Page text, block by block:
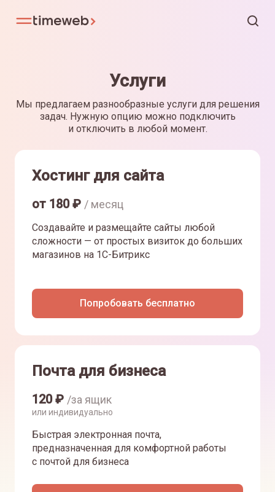
Услуги
Мы предлагаем разнообразные услуги для решения
задач. Нужную опцию можно подключить
и отключить в любой момент.
Хостинг для сайта
от 180₽ / месяц
Создавайте и размещайте сайты любой
сложности — от простых визиток до больших
магазинов на 1С-Битрикс
Попробовать бесплатно
Почта для бизнеса
120₽ /за ящик
или индивидуально
Быстрая электронная почта,
предназначенная для комфортной работы
с почтой для бизнеса